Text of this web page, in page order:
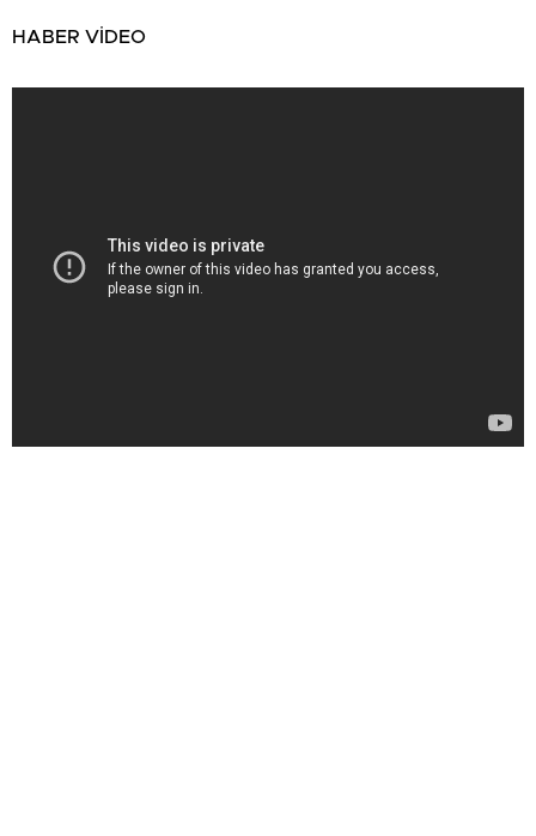
HABER VİDEO